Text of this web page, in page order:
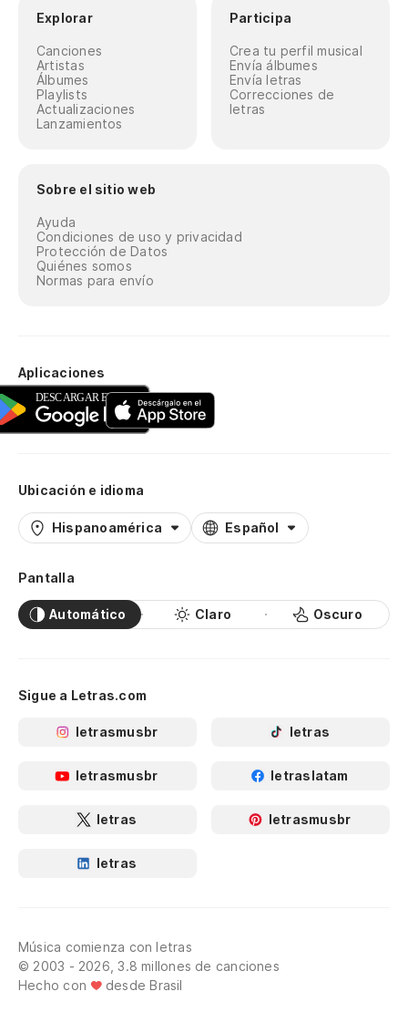
Explorar
Canciones
Artistas
Álbumes
Playlists
Actualizaciones
Lanzamientos
Participa
Crea tu perfil musical
Envía álbumes
Envía letras
Correcciones de
letras
Sobre el sitio web
Ayuda
Condiciones de uso y privacidad
Protección de Datos
Quiénes somos
Normas para envío
Aplicaciones
Ubicación e idioma
Hispanoamérica Español
Pantalla
Automático Claro Oscuro
Sigue a Letras.com
letrasmusbr letras
letrasmusbr letraslatam
letras letrasmusbr
letras
Música comienza con letras
© 2003 - 2026, 3.8 millones de canciones
Hecho con
desde Brasil